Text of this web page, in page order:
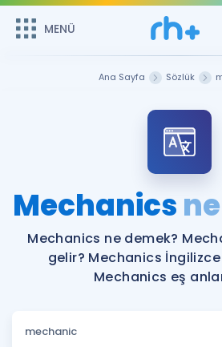
MENÜ
ÜYE DEĞİLİM
Sepetin Şu An
Remzi Hoca ile seni sınava
bekliyor!
MENÜ
Faydalı Araçlar
Sözlük
Hakkımızda
Ana Sayfa Sözlük
Mechanics
Mechanics ne demek?
gelir? Mechanics
Mechanics eş